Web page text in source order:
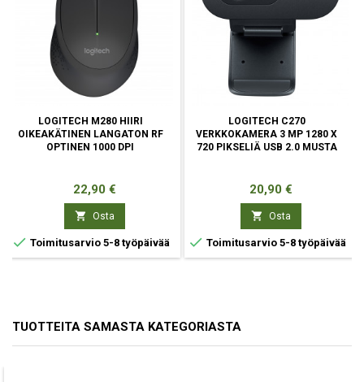
LOGITECH M280 HIIRI
OIKEAKÄTINEN LANGATON RF
OPTINEN 1000 DPI
Hinta
22,90 €
 Osta
 Toimitusarvio 5-8 työpäivää
LOGITECH C270
VERKKOKAMERA 3 MP 1280 X
720 PIKSELIÄ USB 2.0 MUSTA
Hinta
20,90 €
 Osta
 Toimitusarvio 5-8 työpäivää
TUOTTEITA SAMASTA KATEGORIASTA